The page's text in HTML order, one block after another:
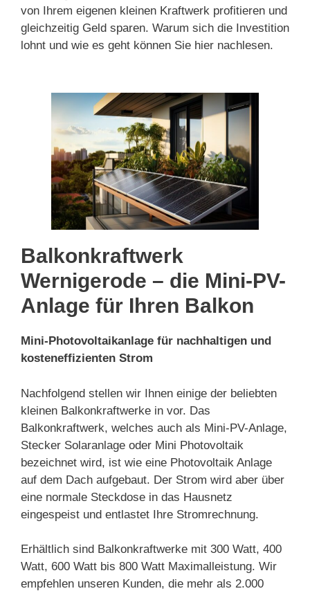
von Ihrem eigenen kleinen Kraftwerk profitieren und
gleichzeitig Geld sparen. Warum sich die Investition
lohnt und wie es geht können Sie hier nachlesen.
Balkonkraftwerk
Wernigerode – die Mini-PV-
Anlage für Ihren Balkon
Mini-Photovoltaikanlage für nachhaltigen und
kosteneffizienten Strom
Nachfolgend stellen wir Ihnen einige der beliebten
kleinen Balkonkraftwerke in vor. Das
Balkonkraftwerk, welches auch als Mini-PV-Anlage,
Stecker Solaranlage oder Mini Photovoltaik
bezeichnet wird, ist wie eine Photovoltaik Anlage
auf dem Dach aufgebaut. Der Strom wird aber über
eine normale Steckdose in das Hausnetz
eingespeist und entlastet Ihre Stromrechnung.
Erhältlich sind Balkonkraftwerke mit 300 Watt, 400
Watt, 600 Watt bis 800 Watt Maximalleistung. Wir
empfehlen unseren Kunden, die mehr als 2.000